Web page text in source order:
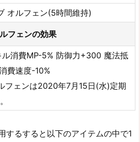
オルフェン(5時間維持)
フェンの効果
消費MP-5% 防御力+300 魔法抵
費速度-10%
フェンは2020年7月15日(水)定期
するすると以下のアイテムの中で1